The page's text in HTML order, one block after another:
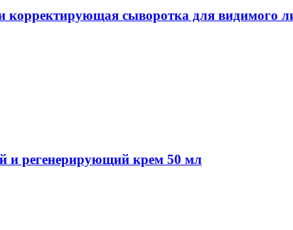
сыворотка для видимого
и регенерирующий крем 50 мл